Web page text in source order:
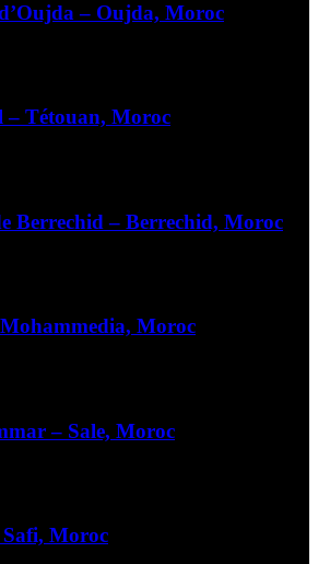
– Oujda, Moroc
– Tétouan, Moroc
Berrechid – Berrechid, Moroc
Moroc
– Sale, Moroc
Moroc